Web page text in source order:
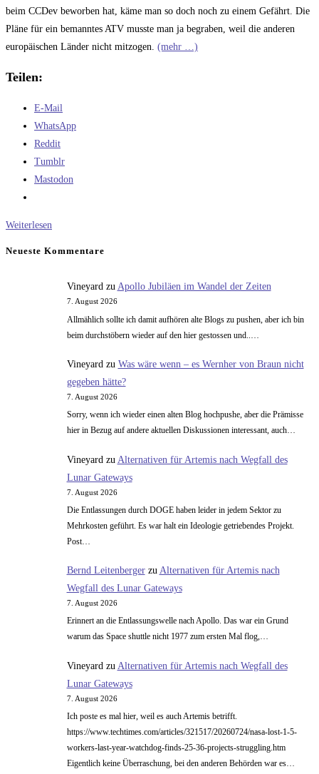
beim CCDev beworben hat, käme man so doch noch zu einem Gefährt. Die
Pläne für ein bemanntes ATV musste man ja begraben, weil die anderen
europäischen Länder nicht mitzogen. (mehr …)
Teilen:
E-Mail
WhatsApp
Reddit
Tumblr
Mastodon
Weiterlesen
Neueste Kommentare
Vineyardzu Apollo Jubiläen im Wandel der Zeiten
7. August 2026
Allmählich sollte ich damit aufhören alte Blogs zu pushen, aber ich bin
beim durchstöbern wieder auf den hier gestossen und..…
Vineyard zu Was wäre wenn – es Wernher von Braun nicht
gegeben hätte?
7. August 2026
Sorry, wenn ich wieder einen alten Blog hochpushe, aber die Prämisse
hier in Bezug auf andere aktuellen Diskussionen interessant, auch…
Vineyard zu Alternativen für Artemis nach Wegfall des
Lunar Gateways
7. August 2026
Die Entlassungen durch DOGE haben leider in jedem Sektor zu
Mehrkosten geführt. Es war halt ein Ideologie getriebendes Projekt.
Post…
Bernd Leitenbergerzu Alternativen für Artemis nach
Wegfall des Lunar Gateways
7. August 2026
Erinnert an die Entlassungswelle nach Apollo. Das war ein Grund
warum das Space shuttle nicht 1977 zum ersten Mal flog,…
Vineyard zu Alternativen für Artemis nach Wegfall des
Lunar Gateways
7. August 2026
Ich poste es mal hier, weil es auch Artemis betrifft.
https://www.techtimes.com/articles/321517/20260724/nasa-lost-1-5-
workers-last-year-watchdog-finds-25-36-projects-struggling.htm
Eigentlich keine Überraschung, bei den anderen Behörden war es…